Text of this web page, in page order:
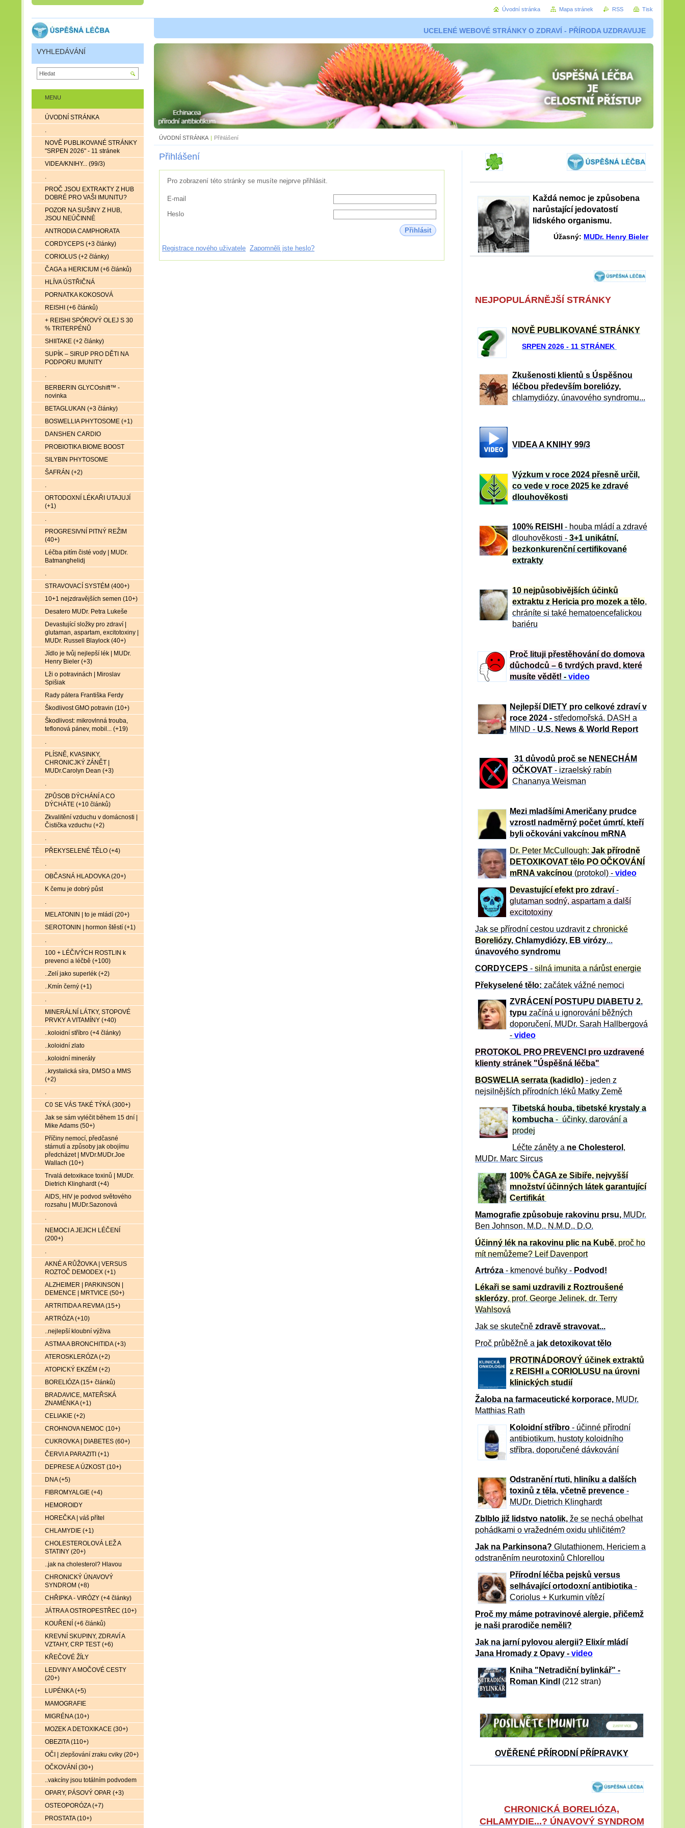
UCELENÉ WEBOVÉ STRÁNKY O ZDRAVÍ - PŘÍRODA UZDRAVUJE
ÚVODNÍ STRÁNKA | Přihlášení
Přihlášení
Pro zobrazení této stránky se musíte nejprve přihlásit.
E-mail
Heslo
Přihlásit
Registrace nového uživatele Zapomněli jste heslo?
Každá nemoc je způsobena
narůstající jedovatostí
lidského organismu.
Úžasný: MUDr. Henry Bieler
NEJPOPULÁRNĚJŠÍ STRÁNKY
NOVĚ PUBLIKOVANÉ STRÁNKY
SRPEN 2026 - 11 STRÁNEK
Zkušenosti klientů s Úspěšnou
léčbou především boreliózy,
chlamydiózy, únavového syndromu...
VIDEA A KNIHY 99/3
Výzkum v roce 2024 přesně určil,
co vede v roce 2025 ke zdravé
dlouhověkosti
100% REISHI
- houba mládí a zdravé
dlouhověkosti - 3+1 unikátní,
bezkonkurenční certifikované
extrakty
10 nejpůsobivějších účinků
extraktu z Hericia pro mozek a tělo,
chráníte si také hematoencefalickou
bariéru
Proč lituji přestěhování do domova
důchodců – 6 tvrdých pravd, které
musíte vědět! - video
Nejlepší DIETY pro celkové zdraví v
roce 2024 - středomořská, DASH a
MIND - U.S. News & World Report
31 důvod ů proč se NENECHÁM
OČKOVAT - izraelský rabín
Chananya Weisman
Mezi mladšími Američany prudce
vzrostl nadměrný počet úmrtí, kteří
byli očkováni vakcínou mRNA
Dr. Peter McCullough: Jak přírodně
DETOXIKOVAT tělo PO OČKOVÁNÍ
mRNA vakcínou (protokol) - video
Devastující efekt pro zdraví-
glutaman sodný, aspartam a další
excitotoxiny
Jak se přírodní cestou uzdravit z chronické
Boreliózy, Chlamydiózy, EB virózy...
únavového syndromu
CORDYCEPS - silná imunita a nárůst energie
Překyselené tělo: začátek vážné nemoci
ZVRÁCE NÍ POSTUPU DIABETU 2.
typu začíná u ignorování běžných
doporučení, MUDr. Sarah Hallbergová
- video
PROTOKOL PRO PREVENCI pro uzdravené
klienty stránek "Úspěšná léčba"
BOSWELIA serrata (kadidlo) - jeden z
nejsilnějších přírodních léků Matky Země
Tibetská houba, tibetské krystaly a
kombucha - účinky, darování a
prodej
Léčte záněty a ne Cholesterol ,
MUDr. Marc Sircus
100% ČAGA ze Sibiře, nejvyšší
množství účinných látek garantující
Certifikát
Mamografie způsobuje rakovinu prsu, MUDr.
Ben Johnson, M.D., N.M.D., D.O.
Účinný lék na rakovinu plic na Kubě, proč ho
mít nemůžeme? Leif Davenport
Artróza - kmenové buňky - Podvod!
Lékaři se sami uzdravili z Roztroušené
sklerózy, prof. George Jelinek, dr. Terry
Wahlsová
Jak se skutečně zdravě stravovat...
Proč průběžně a jak detoxikovat tělo
PROTINÁDOROVÝ účinek extraktů
z REISHI a CORIOLUSU na úrovni
klinických studií
Žaloba na farmaceutické korporace, MUDr.
Matthias Rath
Koloidní stříbro- účinné přírodní
antibiotikum, hustoty koloidního
stříbra, doporučené dávkování
Odstranění rtuti, hliníku a dalších
toxinů z těla, včetně prevence -
MUDr. Dietrich Klinghardt
Zblblo již lidstvo natolik, že se nechá obelhat
pohádkami o vražedném oxidu uhličitém?
Jak na Parkinsona? Glutathionem, Hericiem a
odstraněním neurotoxinů Chlorellou
Přírodní léčba pejsků versus
selhávající ortodoxní antibiotika -
Coriolus + Kurkumin vítězí
Proč my máme potravinové alergie, přičemž
je naši prarodiče neměli?
Jak na jarní pylovou alergii? Elixír mládí
Jana Hromady z Opavy - video
Kniha "Netradiční bylinkář" -
Roman Kindl
(212 stran)
OVĚŘENÉ PŘÍRODNÍ PŘÍPRAVKY
CHRONICKÁ BORELIÓZA,
CHLAMYDIE...? ÚNAVOVÝ SYNDROM
MENU
ÚVODNÍ STRÁNKA
.
NOVĚ PUBLIKOVANÉ STRÁNKY
"SRPEN 2026" - 11 stránek
VIDEA/KNIHY... (99/3)
.
PROČ JSOU EXTRAKTY Z HUB
DOBRÉ PRO VAŠI IMUNITU?
POZOR NA SUŠINY Z HUB,
JSOU NEÚČINNÉ
ANTRODIA CAMPHORATA
CORDYCEPS (+3 články)
CORIOLUS (+2 články)
ČAGA a HERICIUM (+6 článků)
HLÍVA ÚSTŘIČNÁ
PORNATKA KOKOSOVÁ
REISHI (+6 článků)
+ REISHI SPÓROVÝ OLEJ S 30
% TRITERPÉNŮ
SHIITAKE (+2 články)
SUPÍK – SIRUP PRO DĚTI NA
PODPORU IMUNITY
.
BERBERIN GLYCOshift™ -
novinka
BETAGLUKAN (+3 články)
BOSWELLIA PHYTOSOME (+1)
DANSHEN CARDIO
PROBIOTIKA BIOME BOOST
SILYBIN PHYTOSOME
ŠAFRÁN (+2)
.
ORTODOXNÍ LÉKAŘI UTAJUJÍ
(+1)
.
PROGRESIVNÍ PITNÝ REŽIM
(40+)
Léčba pitím čisté vody | MUDr.
Batmanghelidj
.
STRAVOVACÍ SYSTÉM (400+)
10+1 nejzdravějších semen (10+)
Desatero MUDr. Petra Lukeše
Devastující složky pro zdraví |
glutaman, aspartam, excitotoxiny |
MUDr. Russell Blaylock (40+)
Jídlo je tvůj nejlepší lék | MUDr.
Henry Bieler (+3)
Lži o potravinách | Miroslav
Spišiak
Rady pátera Františka Ferdy
Škodlivost GMO potravin (10+)
Škodlivost: mikrovlnná trouba,
teflonová pánev, mobil... (+19)
.
PLÍSNĚ, KVASINKY,
CHRONICJKÝ ZÁNĚT |
MUDr.Carolyn Dean (+3)
.
ZPŮSOB DÝCHÁNÍ A CO
DÝCHÁTE (+10 článků)
Zkvalitění vzduchu v domácnosti |
Čistička vzduchu (+2)
.
PŘEKYSELENÉ TĚLO (+4)
.
OBČASNÁ HLADOVKA (20+)
K čemu je dobrý půst
.
MELATONIN | to je mládí (20+)
SEROTONIN | hormon štěstí (+1)
.
100 + LÉČIVÝCH ROSTLIN k
prevenci a léčbě (+100)
..Zelí jako superlék (+2)
..Kmín černý (+1)
.
MINERÁLNÍ LÁTKY, STOPOVÉ
PRVKY A VITAMÍNY (+40)
..koloidní stříbro (+4 články)
..koloidní zlato
..koloidní minerály
..krystalická síra, DMSO a MMS
(+2)
.
C0 SE VÁS TAKÉ TÝKÁ (300+)
Jak se sám vyléčit během 15 dní |
Mike Adams (50+)
Příčiny nemocí, předčasné
stárnutí a způsoby jak obojímu
předcházet | MVDr.MUDr.Joe
Wallach (10+)
Trvalá detoxikace toxinů | MUDr.
Dietrich Klinghardt (+4)
AIDS, HIV je podvod světového
rozsahu | MUDr.Sazonová
.
NEMOCI A JEJICH LÉČENÍ
(200+)
.
AKNÉ A RŮŽOVKA | VERSUS
ROZTOČ DEMODEX (+1)
ALZHEIMER | PARKINSON |
DEMENCE | MRTVICE (50+)
ARTRITIDA A REVMA (15+)
ARTRÓZA (+10)
..nejlepší kloubní výživa
ASTMA A BRONCHITIDA (+3)
ATEROSKLERÓZA (+2)
ATOPICKÝ EKZÉM (+2)
BORELIÓZA (15+ článků)
BRADAVICE, MATEŘSKÁ
ZNAMÉNKA (+1)
CELIAKIE (+2)
CROHNOVA NEMOC (10+)
CUKROVKA | DIABETES (60+)
ČERVI A PARAZITI (+1)
DEPRESE A ÚZKOST (10+)
DNA (+5)
FIBROMYALGIE (+4)
HEMOROIDY
HOREČKA | váš přítel
CHLAMYDIE (+1)
CHOLESTEROLOVÁ LEŽ A
STATINY (20+)
..jak na cholesterol? Hlavou
CHRONICKÝ ÚNAVOVÝ
SYNDROM (+8)
CHŘIPKA - VIRÓZY (+4 články)
JÁTRA A OSTROPESTŘEC (10+)
KOUŘENÍ (+6 článků)
KREVNÍ SKUPINY, ZDRAVÍ A
VZTAHY, CRP TEST (+6)
KŘEČOVÉ ŽÍLY
LEDVINY A MOČOVÉ CESTY
(20+)
LUPÉNKA (+5)
MAMOGRAFIE
MIGRÉNA (10+)
MOZEK A DETOXIKACE (30+)
OBEZITA (110+)
OČI | zlepšování zraku cviky (20+)
OČKOVÁNÍ (30+)
..vakcíny jsou totálním podvodem
OPARY, PÁSOVÝ OPAR (+3)
OSTEOPORÓZA (+7)
PROSTATA (10+)
VYHLEDÁVÁNÍ
Úvodní stránka Mapa stránek RSS Tisk